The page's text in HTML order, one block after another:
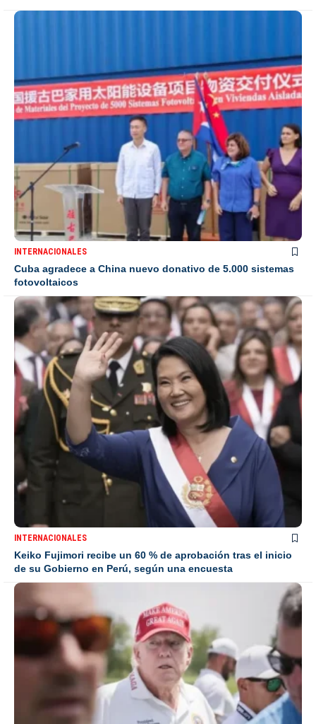
INTERNACIONALES
Cuba agradece a China nuevo donativo de 5.000 sistemas
fotovoltaicos
INTERNACIONALES
Keiko Fujimori recibe un 60 % de aprobación tras el inicio
de su Gobierno en Perú, según una encuesta